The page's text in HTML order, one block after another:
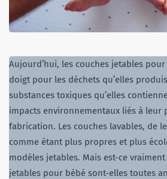
Aujourd’hui, les couches jetables
doigt pour les déchets qu’elles
substances toxiques qu’elles
impacts environnementaux liés à leur
fabrication. Les couches lavables, de
comme étant plus propres et plus
modèles jetables. Mais est-ce vraiment
jetables pour bébé sont-elles toutes